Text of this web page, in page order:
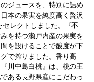
ジュースを、特別に詰め
本の果実を純度高く贅沢
セレクトしました。『不
を持つ瀬戸内産の果実を
を設けることで酸度が下
で搾りました。香り高
川中島白桃』は、桃の王
ある長野県産にこだわっ